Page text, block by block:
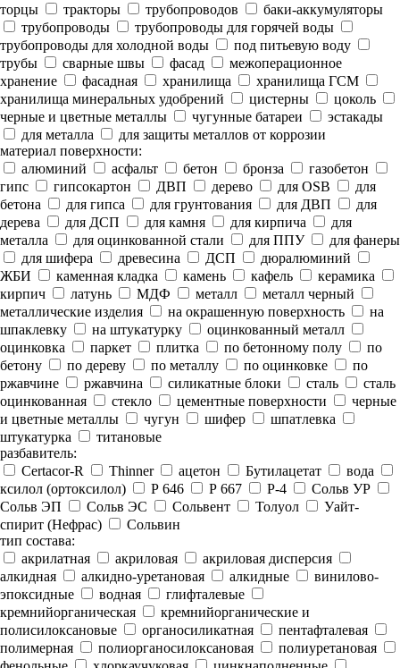
торцы
тракторы трубопроводов
баки-аккумуляторы
трубопроводы
трубопроводы для горячей воды
трубопроводы для холодной воды
под питьевую воду
трубы
сварные швы фасад
межоперационное
хранение
фасадная хранилища
хранилища ГСМ
хранилища минеральных удобрений
цистерны
цоколь
черные и цветные металлы
чугунные батареи
эстакады
для металла
для защиты металлов от коррозии
материал поверхности:
алюминий
асфальт бетон бронза
газобетон
гипс
гипсокартон ДВП дерево для OSB
для
бетона
для гипса для грунтования для ДВП
для
дерева
для ДСП для камня для кирпича
для
металла
для оцинкованной стали для ППУ
для фанеры
для шифера
древесина ДСП
дюралюминий
ЖБИ
каменная кладка камень кафель
керамика
кирпич
латунь МДФ металл
металл черный
металлические изделия
на окрашенную поверхность
на
шпаклевку
на штукатурку
оцинкованный металл
оцинковка
паркет плитка по бетонному полу
по
бетону
по дереву по металлу по оцинковке
по
ржавчине
ржавчина силикатные блоки сталь
сталь
оцинкованная
стекло цементные поверхности
черные
и цветные металлы
чугун шифер
шпатлевка
штукатурка
титановые
разбавитель:
Certacor-R
Thinner ацетон Бутилацетат
вода
ксилол (ортоксилол)
Р 646 Р 667 Р-4
Сольв УР
Сольв ЭП
Сольв ЭС Сольвент Толуол
Уайт-
спирит (Нефрас)
Сольвин
тип состава:
акрилатная
акриловая
акриловая дисперсия
алкидная
алкидно-уретановая алкидные
винилово-
эпоксидные
водная
глифталевые
кремнийорганическая
кремнийорганические и
полисилоксановые
органосиликатная
пентафталевая
полимерная
полиорганосилоксановая
полиуретановая